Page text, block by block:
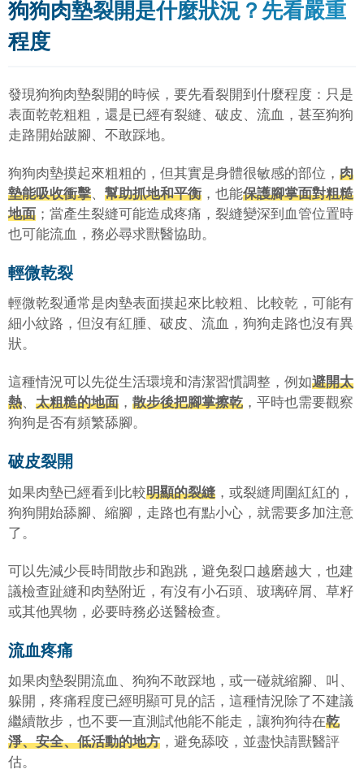
狗狗肉墊裂開是什麼狀況？先看嚴重
程度
發現狗狗肉墊裂開的時候，要先看裂開到什麼程度：只是
表面乾乾粗粗，還是已經有裂縫、破皮、流血，甚至狗狗
走路開始跛腳、不敢踩地。
狗狗肉墊摸起來粗粗的，但其實是身體很敏感的部位， 肉
墊能吸收衝擊、 幫助抓地和平衡 ，也能保護腳掌面對粗糙
地面 ；當產生裂縫可能造成疼痛，裂縫變深到血管位置時
也可能流血，務必尋求獸醫協助。
輕微乾裂
輕微乾裂通常是肉墊表面摸起來比較粗、比較乾，可能有
細小紋路，但沒有紅腫、破皮、流血，狗狗走路也沒有異
狀。
這種情況可以先從生活環境和清潔習慣調整，例如避開太
熱、 太粗糙的地面 ， 散步後把腳掌擦乾 ，平時也需要觀察
狗狗是否有頻繁舔腳。
破皮裂開
如果肉墊已經看到比較明顯的裂縫 ，或裂縫周圍紅紅的，
狗狗開始舔腳、縮腳，走路也有點小心，就需要多加注意
了。
可以先減少長時間散步和跑跳，避免裂口越磨越大，也建
議檢查趾縫和肉墊附近，有沒有小石頭、玻璃碎屑、草籽
或其他異物，必要時務必送醫檢查。
流血疼痛
如果肉墊裂開流血、狗狗不敢踩地，或一碰就縮腳、叫、
躲開，疼痛程度已經明顯可見的話，這種情況除了不建議
繼續散步，也不要一直測試他能不能走，讓狗狗待在乾
淨、安全、低活動的地方 ，避免舔咬，並盡快請獸醫評
估。